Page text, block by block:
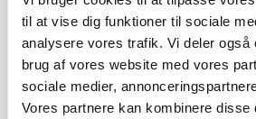
til at vise dig funktioner til sociale
analysere vores trafik. Vi deler også
brug af vores website med vores
sociale medier,
Vores partnere kan kombinere disse
MARKEDSFOKUS